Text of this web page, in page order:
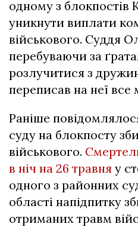
одному з блокпостів
уникнути виплати
військового. Суддя
перебуваючи за
розлучитися з
переписав на неї все
Раніше
суду на блокпосту
військового.
в ніч на 26 травня у
одного з районних
області напідпитку
отриманих травм